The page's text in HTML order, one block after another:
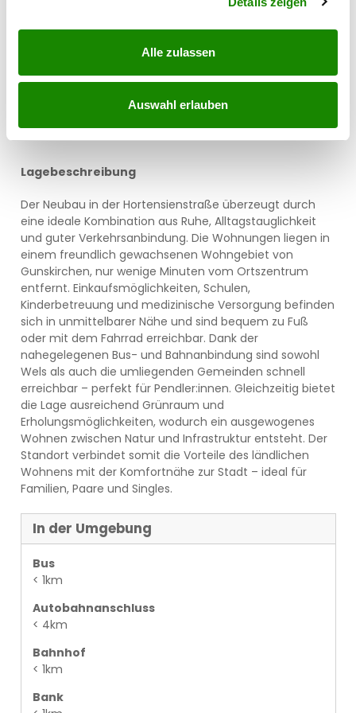
Alle zulassen
Auswahl erlauben
Lagebeschreibung
Der Neubau in der Hortensienstraße überzeugt durch
eine ideale Kombination aus Ruhe, Alltagstauglichkeit
und guter Verkehrsanbindung. Die Wohnungen liegen in
einem freundlich gewachsenen Wohngebiet von
Gunskirchen, nur wenige Minuten vom Ortszentrum
entfernt. Einkaufsmöglichkeiten, Schulen,
Kinderbetreuung und medizinische Versorgung befinden
sich in unmittelbarer Nähe und sind bequem zu Fuß
oder mit dem Fahrrad erreichbar. Dank der
nahegelegenen Bus- und Bahnanbindung sind sowohl
Wels als auch die umliegenden Gemeinden schnell
erreichbar – perfekt für Pendler:innen. Gleichzeitig bietet
die Lage ausreichend Grünraum und
Erholungsmöglichkeiten, wodurch ein ausgewogenes
Wohnen zwischen Natur und Infrastruktur entsteht. Der
Standort verbindet somit die Vorteile des ländlichen
Wohnens mit der Komfortnähe zur Stadt – ideal für
Familien, Paare und Singles.
In der Umgebung
Bus
< 1km
Autobahnanschluss
< 4km
Bahnhof
< 1km
Bank